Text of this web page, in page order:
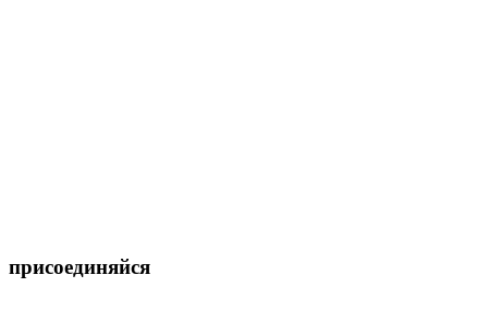
присоединяйся